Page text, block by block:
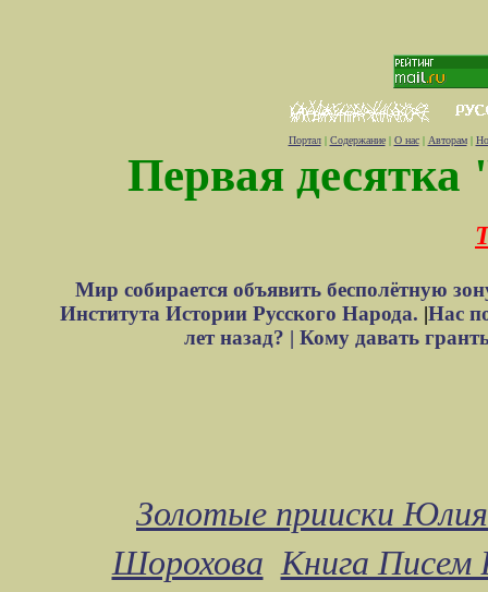
Портал| Содержание| О нас| Авторам|
Первая десятка
Мир собирается объявить бесполётную
Института Истории Русского Народа. |Нас
лет назад? | Кому давать
Золотые прииски
Шорохова Книга Писем